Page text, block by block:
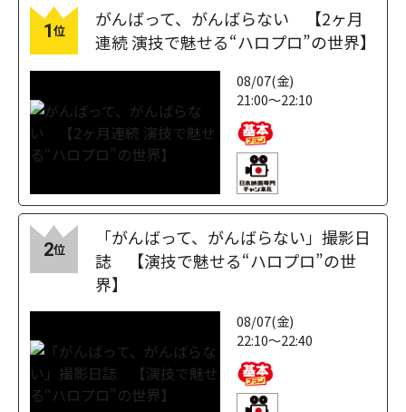
1 位
がんばって、がんばらない 【2ヶ月
連続 演技で魅せる“ハロプロ”の世界】
08/07(金)
21:00～22:10
2位
「がんばって、がんばらない」撮影日
誌 【演技で魅せる“ハロプロ”の世
界】
08/07(金)
22:10～22:40